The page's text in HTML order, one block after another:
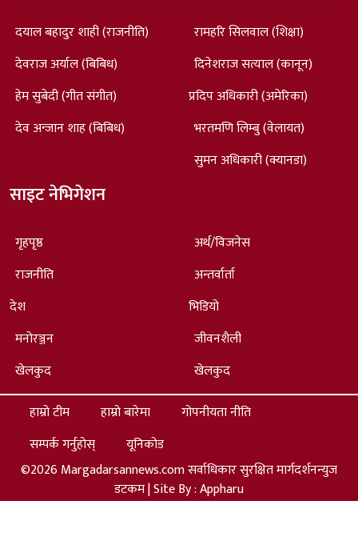
दयाल बहादुर शाही (राजनीति)
देवराज अर्याल (बिबिध)
हेम सुबेदी (गीत संगीत)
देव अन्जान शाह (बिबिध)
रामहरि सिलवाल (शिक्षा)
दिनेशराज सत्याल (कानून)
प्रदिप अधिकारी (अमेरिका)
भरतमणि लिम्बु (वेलायत)
सुमन अधिकारी (क्यानडा)
साइट नेभिगेशन
गृहपृष्ठ
राजनीति
देश
मनोरञ्जन
खेलकुद
अर्थ/विजनेस
अन्तर्वार्ता
भिडियो
जीवनशैली
खेलकुद
हाम्रो टीम
हाम्रो बारेमा
गोपनीयता नीति
सम्पर्क गर्नुहोस्
यूनिकोड
©2026 Margadarsannews.com सर्वाधिकार सुरक्षित मार्गदर्शनन्युज
डटकम | Site By :Appharu